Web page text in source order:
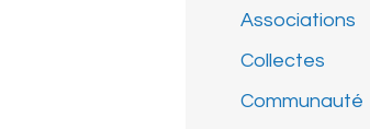
Associations
Collectes
Communauté